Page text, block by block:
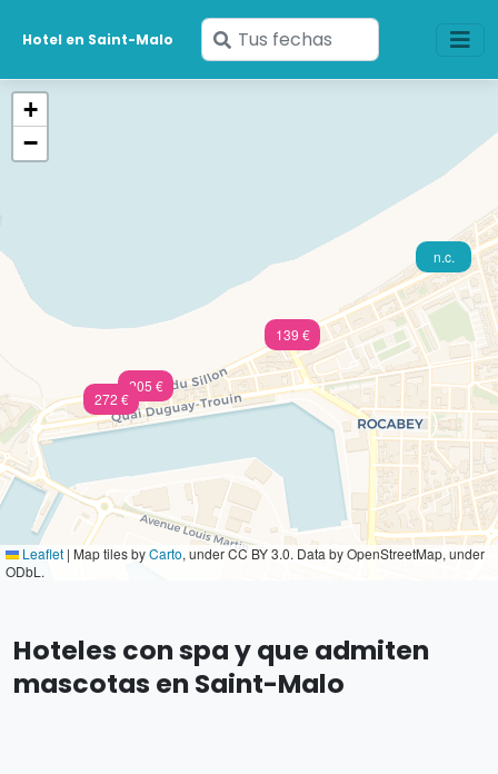
Hotel en Saint-Malo
Ingresa
tus
272 €
139 €
205 €
n.c.
+
−
Leaflet | Map tiles byCarto, under CC BY 3.0. Data by OpenStreetMap, under
ODbL.
Hoteles con spa y que admiten
mascotas en Saint-Malo